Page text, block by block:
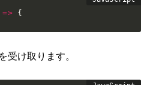
=> {
受け取ります。